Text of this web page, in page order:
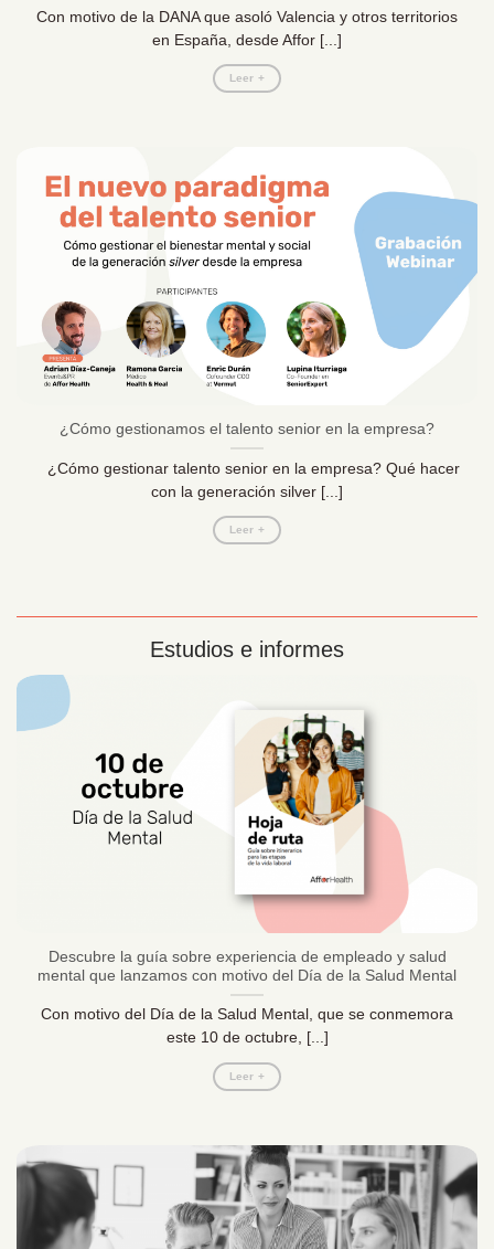
Con motivo de la DANA que asoló Valencia y otros territorios
en España, desde Affor [...]
Leer +
¿Cómo gestionamos el talento senior en la empresa?
¿Cómo gestionar talento senior en la empresa? Qué hacer
con la generación silver [...]
Leer +
Estudios e informes
Descubre la guía sobre experiencia de empleado y salud
mental que lanzamos con motivo del Día de la Salud Mental
Con motivo del Día de la Salud Mental, que se conmemora
este 10 de octubre, [...]
Leer +